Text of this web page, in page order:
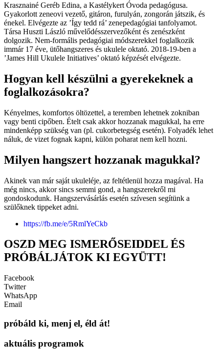
Krasznainé Geréb Edina, a Kastélykert Óvoda pedagógusa.
Gyakorlott zeneovi vezető, gitáron, furulyán, zongorán játszik, és
énekel. Elvégezte az ’Így tedd rá’ zenepedagógiai tanfolyamot.
Társa Huszti László művelődésszervezőként és zenészként
dolgozik. Nem-formális pedagógiai módszerekkel foglalkozik
immár 17 éve, ütőhangszeres és ukulele oktató. 2018-19-ben a
’James Hill Ukulele Initiatives’ oktató képzését elvégezte.
Hogyan kell készülni a gyerekeknek a
foglalkozásokra?
Kényelmes, komfortos öltözettel, a teremben lehetnek zokniban
vagy benti cipőben. Ételt csak akkor hozzanak magukkal, ha erre
mindenképp szükség van (pl. cukorbetegség esetén). Folyadék lehet
náluk, de vizet fognak kapni, külön poharat nem kell hozni.
Milyen hangszert hozzanak magukkal?
Akinek van már saját ukuleléje, az feltétlenül hozza magával. Ha
még nincs, akkor sincs semmi gond, a hangszerekről mi
gondoskodunk. Hangszervásárlás esetén szívesen segítünk a
szülőknek tippeket adni.
https://fb.me/e/5RmlYeCkb
OSZD MEG ISMERŐSEIDDEL ÉS
PRÓBÁLJÁTOK KI EGYÜTT!
Facebook
Twitter
WhatsApp
Email
próbáld ki, menj el, éld át!
aktuális programok